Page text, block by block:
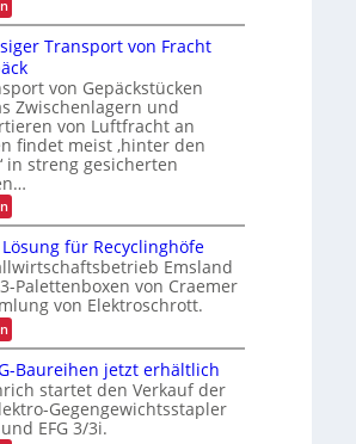
s
t
e
s
t
s
D
C
I
x
e
t
t
e
n
m
a
n
a
g
e
m
e
n
t
U
S
A
-
P
r
ä
s
e
n
z
:
K
I
-
N
u
t
z
u
n
g
i
n
d
e
r
L
o
g
i
s
t
i
k
Transport von Fracht
von Gepäckstücken
Zwischenlagern und
von Luftfracht an
findet meist ‚hinter den
in streng gesicherten
:
Z
u
v
e
r
l
ä
s
s
i
g
e
r
T
für Recyclinghöfe
Emsland
Palettenboxen von Craemer
von Elektroschrott.
:
R
o
b
u
s
t
Baureihen jetzt erhältlich
startet den Verkauf der
Gegengewichtsstapler
EFG 3/3i.